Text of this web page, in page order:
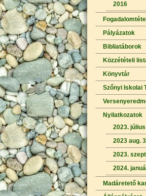
2016
Fogadalomtétel
Pályázatok
Bibliatáborok
Közzétételi
Könyvtár
Szőnyi Iskolai
Nyilatkozatok
2023.
2023 aug.
2023.
2024.
Madáretető